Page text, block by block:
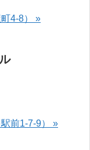
4-8） »
前1-7-9） »